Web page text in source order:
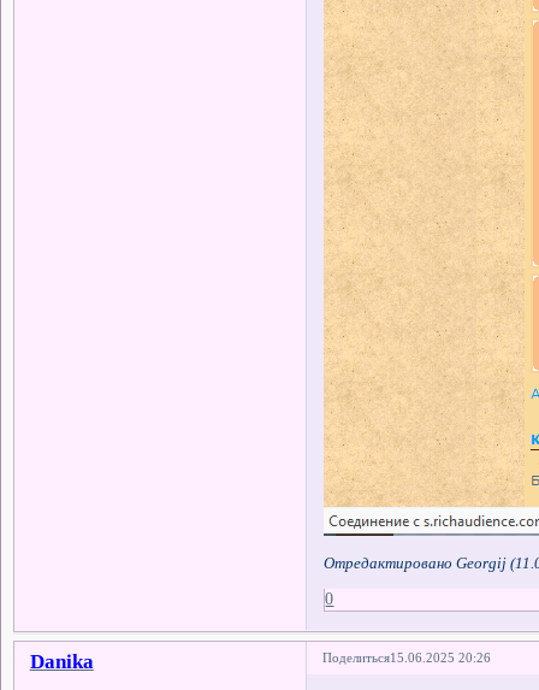
Отредактировано Georgij
0
Поделиться15.06.2025 20:26
Danika